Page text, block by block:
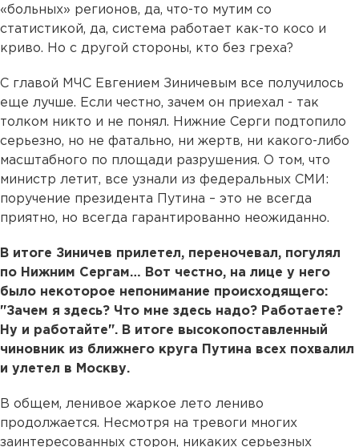
«больных» регионов, да, что-то мутим со
статистикой, да, система работает как-то косо и
криво. Но с другой стороны, кто без греха?
С главой МЧС Евгением Зиничевым все получилось
еще лучше. Если честно, зачем он приехал - так
толком никто и не понял. Нижние Серги подтопило
серьезно, но не фатально, ни жертв, ни какого-либо
масштабного по площади разрушения. О том, что
министр летит, все узнали из федеральных СМИ:
поручение президента Путина – это не всегда
приятно, но всегда гарантированно неожиданно.
В итоге Зиничев прилетел, переночевал, погулял
по Нижним Сергам… Вот честно, на лице у него
было некоторое непонимание происходящего:
"Зачем я здесь? Что мне здесь надо? Работаете?
Ну и работайте". В итоге высокопоставленный
чиновник из ближнего круга Путина всех похвалил
и улетел в Москву.
В общем, ленивое жаркое лето лениво
продолжается. Несмотря на тревоги многих
заинтересованных сторон, никаких серьезных